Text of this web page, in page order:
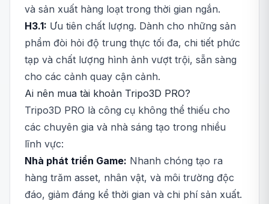
và sản xuất hàng loạt trong thời gian ngắn.
H3.1: Ưu tiên chất lượng. Dành cho những sản
phẩm đòi hỏi độ trung thực tối đa, chi tiết phức
tạp và chất lượng hình ảnh vượt trội, sẵn sàng
cho các cảnh quay cận cảnh.
Ai nên mua tài khoản Tripo3D PRO?
Tripo3D PRO là công cụ không thể thiếu cho
các chuyên gia và nhà sáng tạo trong nhiều
lĩnh vực:
Nhà phát triển Game: Nhanh chóng tạo ra
hàng trăm asset, nhân vật, và môi trường độc
đáo, giảm đáng kể thời gian và chi phí sản xuất.